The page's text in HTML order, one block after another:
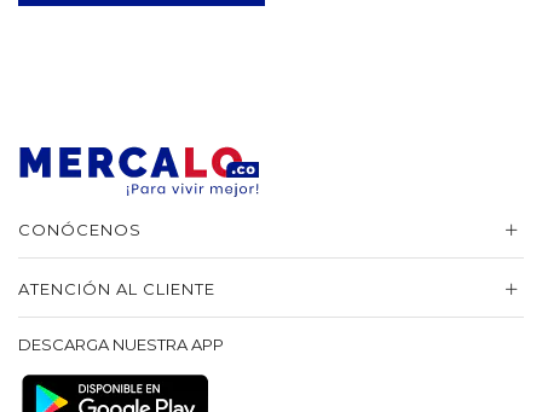
CONÓCENOS
ATENCIÓN AL CLIENTE
DESCARGA NUESTRA APP